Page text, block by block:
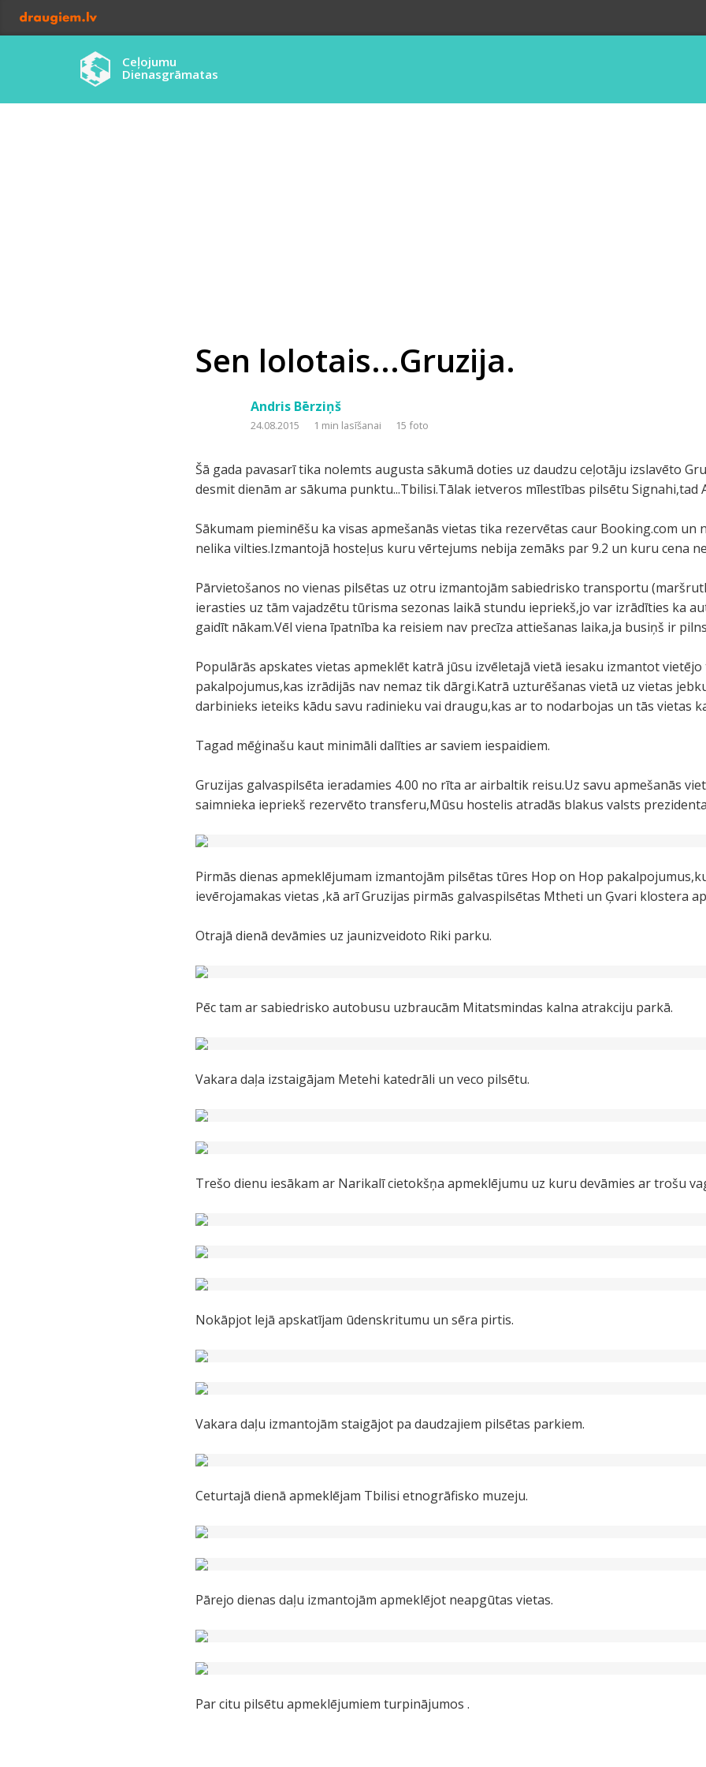
Ceļojumu
Dienasgrāmatas
Sen lolotais...Gruzija.
Andris Bērziņš
24.08.2015 1 min lasīšanai 15 foto
Šā gada pavasarī tika nolemts augusta sākumā doties uz daudzu ceļotāju izslavēto
desmit dienām ar sākuma punktu...Tbilisi.Tālak ietveros mīlestības pilsētu Signahi,tad
Sākumam pieminēšu ka visas apmešanās vietas tika rezervētas caur Booking.com un
nelika vilties.Izmantojā hosteļus kuru vērtejums nebija zemāks par 9.2 un kuru cena
Pārvietošanos no vienas pilsētas uz otru izmantojām sabiedrisko transportu
ierasties uz tām vajadzētu tūrisma sezonas laikā stundu iepriekš,jo var izrādīties ka
gaidīt nākam.Vēl viena īpatnība ka reisiem nav precīza attiešanas laika,ja busiņš ir
Populārās apskates vietas apmeklēt katrā jūsu izvēletajā vietā iesaku izmantot
pakalpojumus,kas izrādijās nav nemaz tik dārgi.Katrā uzturēšanas vietā uz vietas
darbinieks ieteiks kādu savu radinieku vai draugu,kas ar to nodarbojas un tās vietas
Tagad mēģinašu kaut minimāli dalīties ar saviem iespaidiem.
Gruzijas galvaspilsēta ieradamies 4.00 no rīta ar airbaltik reisu.Uz savu apmešanās
saimnieka iepriekš rezervēto transferu,Mūsu hostelis atradās blakus valsts
Pirmās dienas apmeklējumam izmantojām pilsētas tūres Hop on Hop
ievērojamakas vietas ,kā arī Gruzijas pirmās galvaspilsētas Mtheti un Ģvari klostera
Otrajā dienā devāmies uz jaunizveidoto Riki parku.
Pēc tam ar sabiedrisko autobusu uzbraucām Mitatsmindas kalna atrakciju parkā.
Vakara daļa izstaigājam Metehi katedrāli un veco pilsētu.
Trešo dienu iesākam ar Narikalī cietokšņa apmeklējumu uz kuru devāmies ar trošu
Nokāpjot lejā apskatījam ūdenskritumu un sēra pirtis.
Vakara daļu izmantojām staigājot pa daudzajiem pilsētas parkiem.
Ceturtajā dienā apmeklējam Tbilisi etnogrāfisko muzeju.
Pārejo dienas daļu izmantojām apmeklējot neapgūtas vietas.
Par citu pilsētu apmeklējumiem turpinājumos .